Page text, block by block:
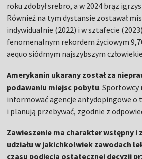
roku zdobył srebro, a w 2024 brąz
Również na tym dystansie zostawał
indywidualnie (2022) i w sztafecie
fenomenalnym rekordem życiowym
aequo siódmym najszybszym
Amerykanin ukarany został za
podawaniu miejsc pobytu. Sportowcy
informować agencje antydopingowe o
i planują przebywać, zgodnie z
Zawieszenie ma charakter wstępny i
udziału w jakichkolwiek zawodach
czasu podjęcia ostatecznej decyzji